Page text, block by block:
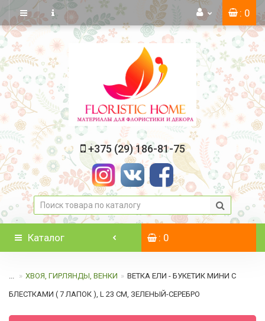
: 0
+375 (29) 186-81-75
Каталог : 0
... ХВОЯ, ГИРЛЯНДЫ, ВЕНКИ ВЕТКА ЕЛИ - БУКЕТИК МИНИ С
БЛЕСТКАМИ ( 7 ЛАПОК ), L 23 СМ, ЗЕЛЕНЫЙ-СЕРЕБРО